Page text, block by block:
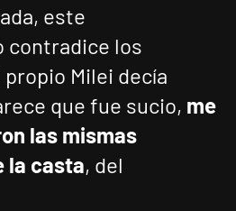
este
contradice los
Milei decía
que fue sucio, me
las mismas
la casta, del